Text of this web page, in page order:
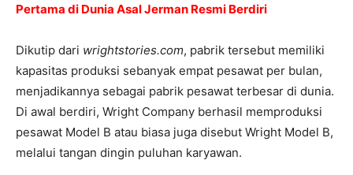
Pertama di Dunia Asal Jerman Resmi Berdiri
Dikutip dari wrightstories.com, pabrik tersebut memiliki
kapasitas produksi sebanyak empat pesawat per bulan,
menjadikannya sebagai pabrik pesawat terbesar di dunia.
Di awal berdiri, Wright Company berhasil memproduksi
pesawat Model B atau biasa juga disebut Wright Model B,
melalui tangan dingin puluhan karyawan.